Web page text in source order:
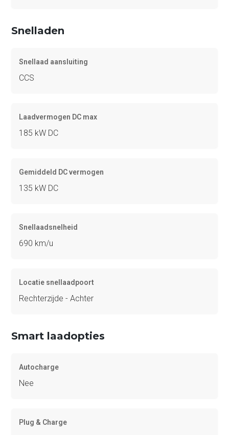
Snelladen
Snellaad aansluiting
CCS
Laadvermogen DC max
185 kW DC
Gemiddeld DC vermogen
135 kW DC
Snellaadsnelheid
690 km/u
Locatie snellaadpoort
Rechterzijde - Achter
Smart laadopties
Autocharge
Nee
Plug & Charge